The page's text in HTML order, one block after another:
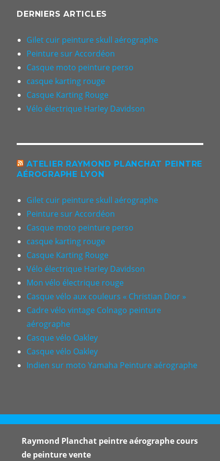
DERNIERS ARTICLES
Gilet cuir peinture skull aérographe
Peinture sur Accordéon
Casque moto peinture perso
casque karting rouge
Casque Karting Rouge
Vélo électrique Harley Davidson
ATELIER RAYMOND PLANCHAT PEINTRE
AÉROGRAPHE LYON
Gilet cuir peinture skull aérographe
Peinture sur Accordéon
Casque moto peinture perso
casque karting rouge
Casque Karting Rouge
Vélo électrique Harley Davidson
Mon vélo électrique rouge
Casque vélo aux couleurs « Christian Dior »
Cadre vélo vintage Colnago peinture
aérographe
Casque vélo Oakley
Casque vélo Oakley
Indien sur moto Yamaha Peinture aérographe
Raymond Planchat peintre aérographe cours
de peinture vente